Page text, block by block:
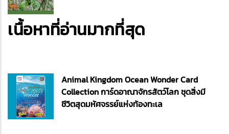
เนื้อหาที่อ่านมากที่สุด
Animal Kingdom Ocean Wonder Card
Collection การ์ดอาณาจักรสัตว์โลก ชุดสิ่งมี
ชีวิตสุดมหัศจรรย์แห่งท้องทะเล